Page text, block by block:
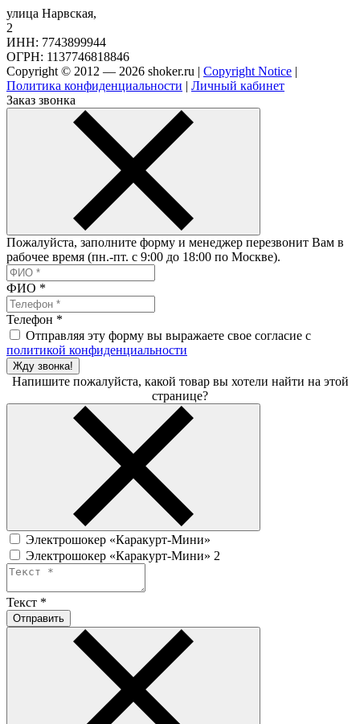
улица Нарвская,
2
ИНН: 7743899944
ОГРН: 1137746818846
Copyright © 2012 — 2026 shoker.ru | Copyright Notice |
Политика конфиденциальности | Личный кабинет
Заказ звонка
Пожалуйста, заполните форму и менеджер перезвонит Вам в
рабочее время (пн.-пт. с 9:00 до 18:00 по Москве).
ФИО *
Телефон *
Отправляя эту форму вы выражаете свое согласие с
политикой конфиденциальности
Жду звонка!
Напишите пожалуйста, какой товар вы хотели найти на этой
странице?
Электрошокер «Каракурт-Мини»
Электрошокер «Каракурт-Мини» 2
Текст *
Отправить